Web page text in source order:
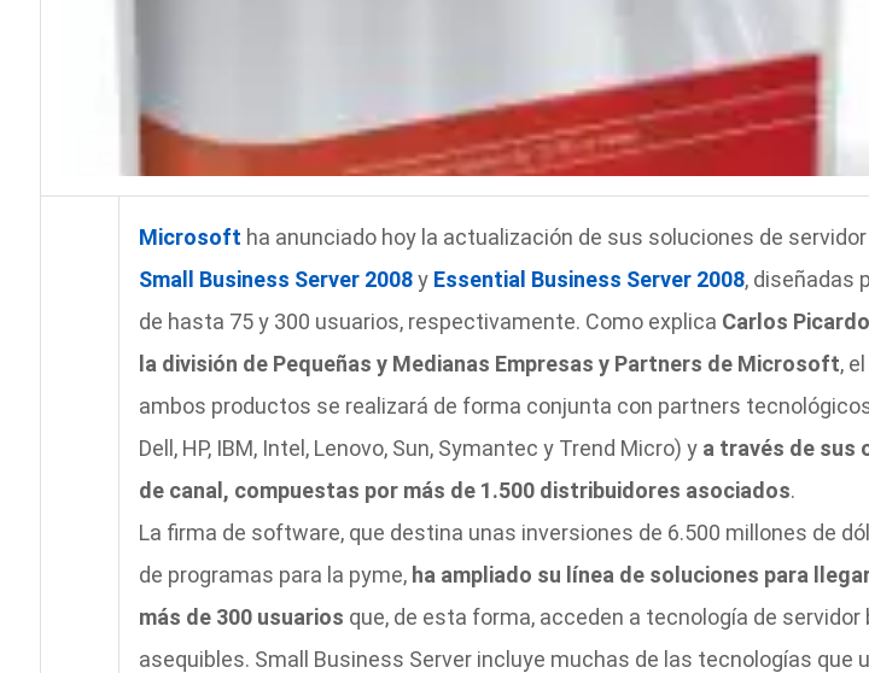
Microsoft ha anunciado hoy la actualización de sus soluciones de
Small Business Server 2008y Essential Business Server 2008, diseñadas
de hasta 75 y 300 usuarios, respectivamente. Como explica Carlos
la división de Pequeñas y Medianas Empresas y Partners de Microsoft,
ambos productos se realizará de forma conjunta con partners tecnológicos
Dell, HP, IBM, Intel, Lenovo, Sun, Symantec y Trend Micro) y a través de sus
de canal, compuestas por más de 1.500 distribuidores asociados.
La firma de software, que destina unas inversiones de 6.500 millones de
de programas para la pyme, ha ampliado su línea de soluciones para
más de 300 usuarios que, de esta forma, acceden a tecnología de servidor
asequibles. Small Business Server incluye muchas de las tecnologías que